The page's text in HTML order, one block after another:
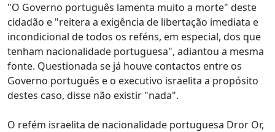
"O Governo português lamenta muito a morte" deste
cidadão e "reitera a exigência de libertação imediata e
incondicional de todos os reféns, em especial, dos que
tenham nacionalidade portuguesa", adiantou a mesma
fonte. Questionada se já houve contactos entre os
Governo português e o executivo israelita a propósito
destes caso, disse não existir "nada".
O refém israelita de nacionalidade portuguesa Dror Or,